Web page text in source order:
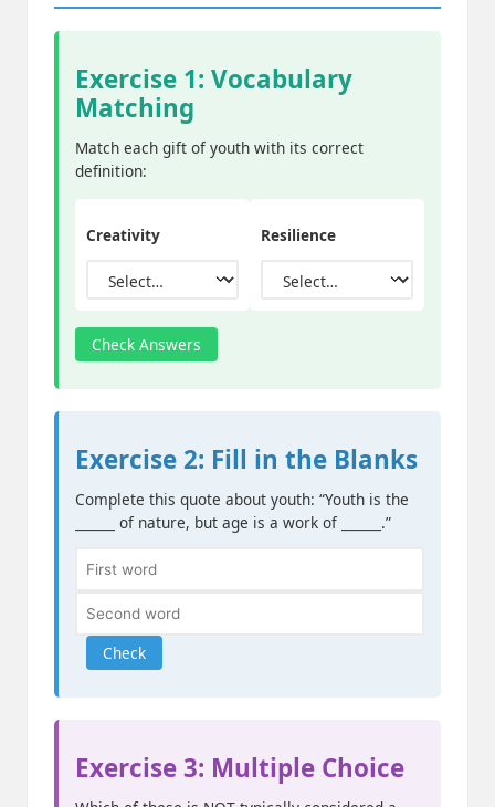
Exercise 1: Vocabulary
Matching
Match each gift of youth with its correct
definition:
Creativity Resilience
Check Answers
Exercise 2: Fill in the Blanks
Complete this quote about youth: “Youth is the
______ of nature, but age is a work of ______.”
Check
Exercise 3: Multiple Choice